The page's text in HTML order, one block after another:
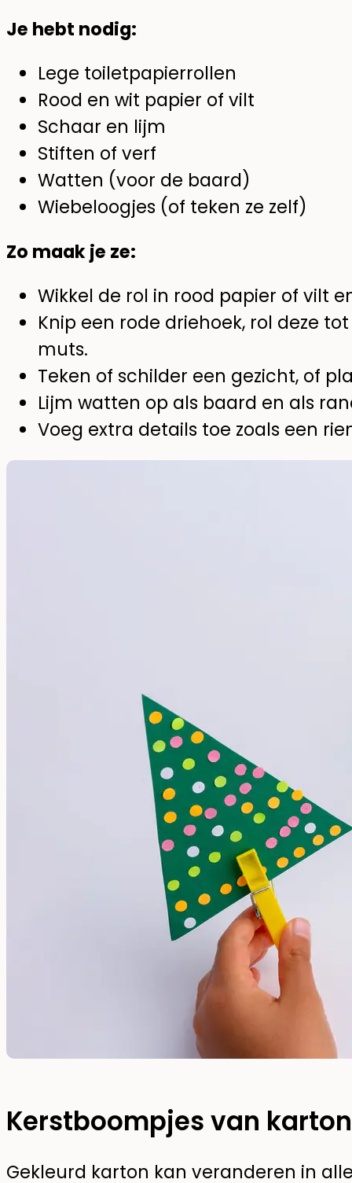
Je hebt nodig:
Lege toiletpapierrollen
Rood en wit papier of vilt
Schaar en lijm
Stiften of verf
Watten (voor de baard)
Wiebeloogjes (of teken ze zelf)
Zo maak je ze:
Wikkel de rol in rood papier of vilt
Knip een rode driehoek, rol deze
muts.
Teken of schilder een gezicht, of
Lijm watten op als baard en als
Voeg extra details toe zoals een
Kerstboompjes van karton
Gekleurd karton kan veranderen in